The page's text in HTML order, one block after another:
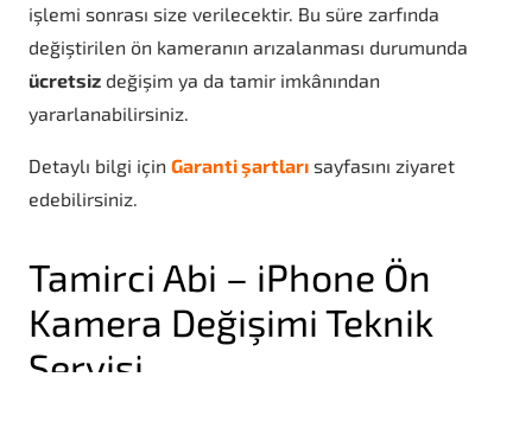
işlemi sonrası size verilecektir. Bu süre zarfında
değiştirilen ön kameranın arızalanması durumunda
ücretsiz değişim ya da tamir imkânından
yararlanabilirsiniz.
Detaylı bilgi için Garanti şartları sayfasını ziyaret
edebilirsiniz.
Tamirci Abi – iPhone Ön
Kamera Değişimi Teknik
Servisi